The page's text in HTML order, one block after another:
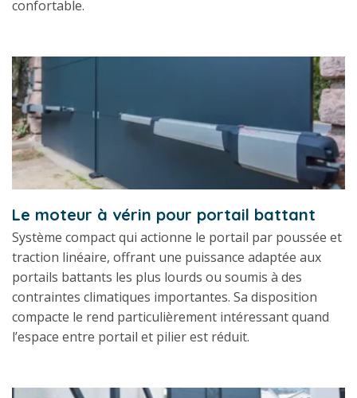
confortable.
Le moteur à vérin pour portail battant
Système compact qui actionne le portail par poussée et
traction linéaire, offrant une puissance adaptée aux
portails battants les plus lourds ou soumis à des
contraintes climatiques importantes. Sa disposition
compacte le rend particulièrement intéressant quand
l’espace entre portail et pilier est réduit.